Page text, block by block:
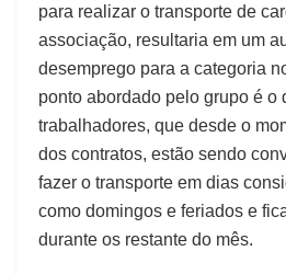
para realizar o transporte de
associação, resultaria em um
desemprego para a categoria
ponto abordado pelo grupo é o
trabalhadores, que desde o
dos contratos, estão sendo
fazer o transporte em dias
como domingos e feriados e
durante os restante do mês.